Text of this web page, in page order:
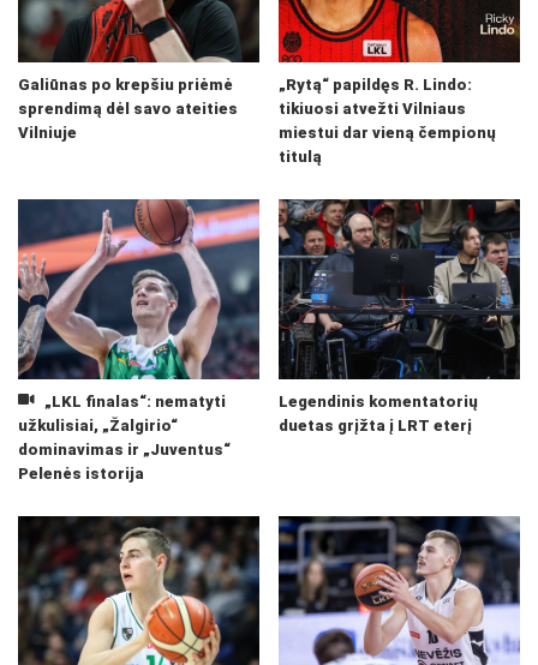
Galiūnas po krepšiu priėmė
sprendimą dėl savo ateities
Vilniuje
„Rytą“ papildęs R. Lindo:
tikiuosi atvežti Vilniaus
miestui dar vieną čempionų
titulą
„LKL finalas“: nematyti
užkulisiai, „Žalgirio“
dominavimas ir „Juventus“
Pelenės istorija
Legendinis komentatorių
duetas grįžta į LRT eterį